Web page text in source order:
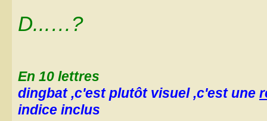
D...…?
En 10 lettres
dingbat ,c'est plutôt visuel ,c'est une
indice inclus